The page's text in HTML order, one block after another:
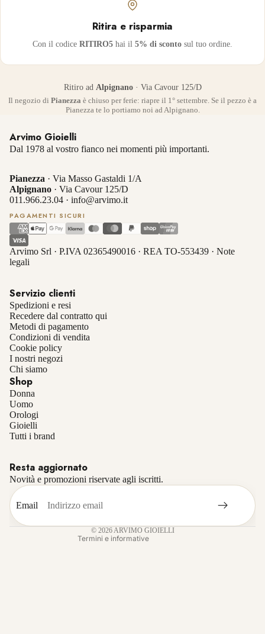
Ritira e risparmia
Con il codice RITIRO5 hai il 5% di sconto sul tuo ordine.
Ritiro ad Alpignano· Via Cavour 125/D
Il negozio di Pianezza è chiuso per ferie: riapre il 1° settembre. Se il pezzo è a
Pianezza te lo portiamo noi ad Alpignano.
Arvimo Gioielli
Dal 1978 al vostro fianco nei momenti più importanti.
Pianezza · Via Masso Gastaldi 1/A
Alpignano · Via Cavour 125/D
011.966.23.04 · info@arvimo.it
PAGAMENTI SICURI
Arvimo Srl · P.IVA 02365490016 · REA TO-553439 · Note
legali
Servizio clienti
Spedizioni e resi
Recedere dal contratto qui
Metodi di pagamento
Condizioni di vendita
Cookie policy
I nostri negozi
Chi siamo
Shop
Donna
Uomo
Orologi
Gioielli
Tutti i brand
Resta aggiornato
Novità e promozioni riservate agli iscritti.
Email
© 2026 ARVIMO GIOIELLI
Termini e informative
Informativa sulla privacy
Termini e condizioni del servizio
Recapiti
Informativa sulle spedizioni